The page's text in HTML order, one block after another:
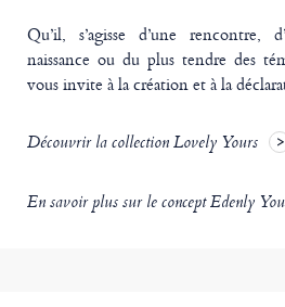
Qu’il, s’agisse d’une rencontre,
naissance ou du plus tendre des
vous invite à la création et à la
Découvrir la collection Lovely Yours
En savoir plus sur le concept Edenly